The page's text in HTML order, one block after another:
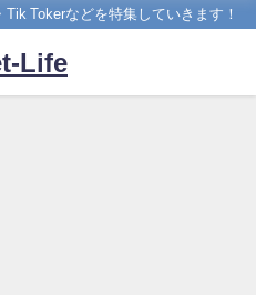
Tokerなどを特集していきます！
Life